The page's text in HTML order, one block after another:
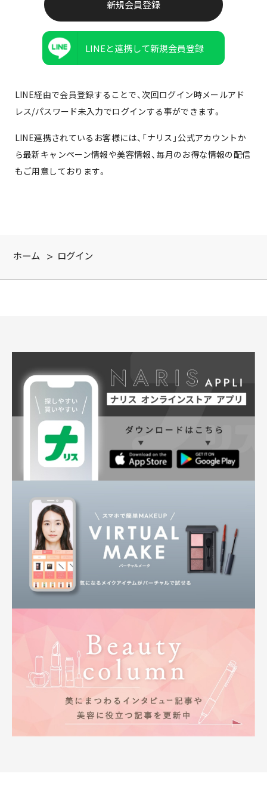
LINEと連携して新規会員登録
LINE経由で会員登録することで、次回ログイン時メールアド
レス/パスワード未入力でログインする事ができます。
LINE連携されているお客様には、「ナリス」公式アカウントか
ら最新キャンペーン情報や美容情報、毎月のお得な情報の配信
もご用意しております。
ホーム > ログイン